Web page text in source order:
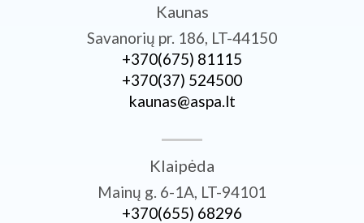
Kaunas
Savanorių pr. 186, LT-44150
+370­(675) 81115
+370­(37) 524500
kaunas@aspa.lt
Klaipėda
Mainų g. 6-1A, LT-94101
+370­(655) 68296